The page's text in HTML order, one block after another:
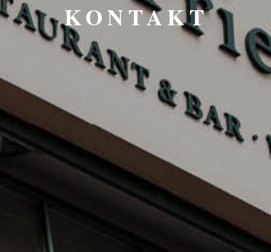
KONTAKT